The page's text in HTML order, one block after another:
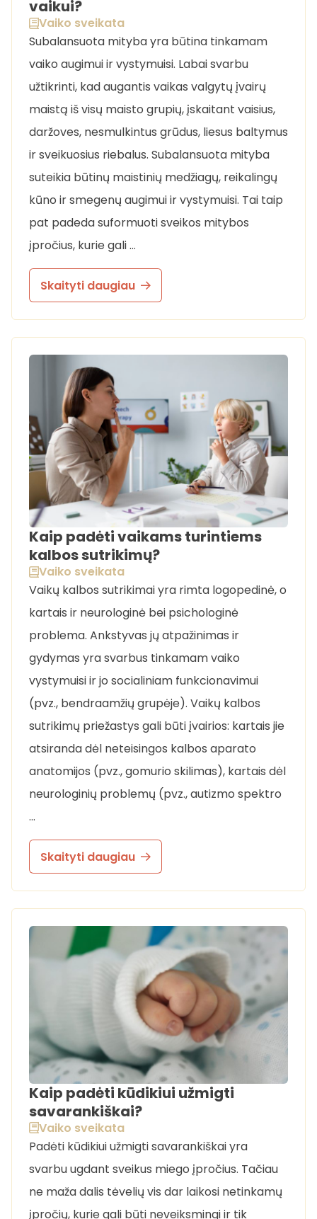
vaikui?
Vaiko sveikata
Subalansuota mityba yra būtina tinkamam
vaiko augimui ir vystymuisi. Labai svarbu
užtikrinti, kad augantis vaikas valgytų įvairų
maistą iš visų maisto grupių, įskaitant vaisius,
daržoves, nesmulkintus grūdus, liesus baltymus
ir sveikuosius riebalus. Subalansuota mityba
suteikia būtinų maistinių medžiagų, reikalingų
kūno ir smegenų augimui ir vystymuisi. Tai taip
pat padeda suformuoti sveikos mitybos
įpročius, kurie gali …
Skaityti daugiau
Kaip padėti vaikams turintiems
kalbos sutrikimų?
Vaiko sveikata
Vaikų kalbos sutrikimai yra rimta logopedinė, o
kartais ir neurologinė bei psichologinė
problema. Ankstyvas jų atpažinimas ir
gydymas yra svarbus tinkamam vaiko
vystymuisi ir jo socialiniam funkcionavimui
(pvz., bendraamžių grupėje). Vaikų kalbos
sutrikimų priežastys gali būti įvairios: kartais jie
atsiranda dėl neteisingos kalbos aparato
anatomijos (pvz., gomurio skilimas), kartais dėl
neurologinių problemų (pvz., autizmo spektro
…
Skaityti daugiau
Kaip padėti kūdikiui užmigti
savarankiškai?
Vaiko sveikata
Padėti kūdikiui užmigti savarankiškai yra
svarbu ugdant sveikus miego įpročius. Tačiau
ne maža dalis tėvelių vis dar laikosi netinkamų
įpročių, kurie gali būti neveiksmingi ir tik